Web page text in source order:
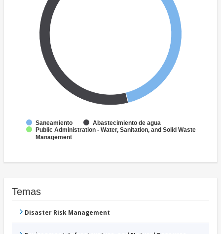
Saneamiento
Abastecimiento de agua
Public Administration - Water, Sanitation, and Solid Waste
Management
Temas
Disaster Risk Management